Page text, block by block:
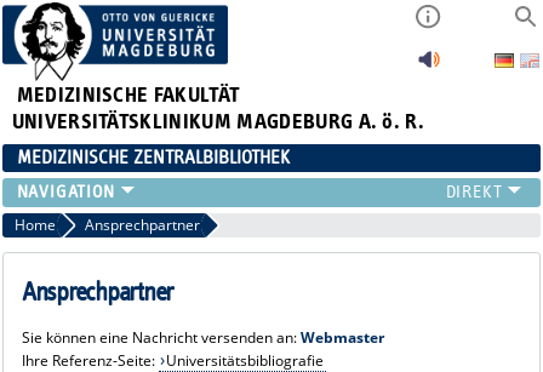
MEDIZINISCHE FAKULTÄT
UNIVERSITÄTSKLINIKUM MAGDEBURG A. ö. R.
MEDIZINISCHE ZENTRALBIBLIOTHEK
LITERATURSUCHE
SERVICE
INFORMATIONSKOMPETENZ
PUBLIZIEREN
Home Ansprechpartner
Ansprechpartner
Sie können eine Nachricht versenden an:Webmaster
Ihre Referenz-Seite: Universitätsbibliografie